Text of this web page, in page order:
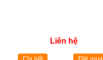
Liên hệ